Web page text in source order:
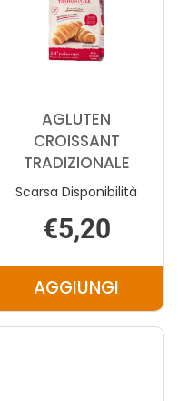
AGLUTEN
CROISSANT
TRADIZIONALE
Scarsa Disponibilità
€5,20
AGGIUNGIAGGIUNGI
CROISSANT